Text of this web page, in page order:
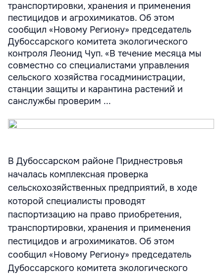
транспортировки, хранения и применения
пестицидов и агрохимикатов. Об этом
сообщил «Новому Региону» председатель
Дубоссарского комитета экологического
контроля Леонид Чуп. «В течение месяца мы
совместно со специалистами управления
сельского хозяйства госадминистрации,
станции защиты и карантина растений и
санслужбы проверим ...
В Дубоссарском районе Приднестровья
началась комплексная проверка
сельскохозяйственных предприятий, в ходе
которой специалисты проводят
паспортизацию на право приобретения,
транспортировки, хранения и применения
пестицидов и агрохимикатов. Об этом
сообщил «Новому Региону» председатель
Дубоссарского комитета экологического